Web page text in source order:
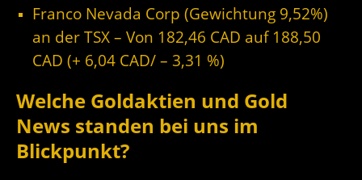
Franco Nevada Corp (Gewichtung 9,52%)
an der TSX – Von 182,46 CAD auf 188,50
CAD (+ 6,04 CAD/ – 3,31 %)
Welche Goldaktien und Gold
News standen bei uns im
Blickpunkt?